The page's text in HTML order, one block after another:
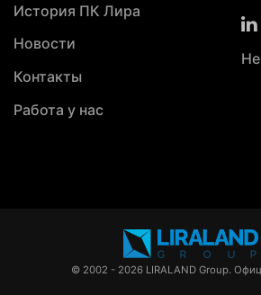
История ПК Лира
Новости
Контакты
Работа у нас
© 2002 - 2026 LIRALAND Group.